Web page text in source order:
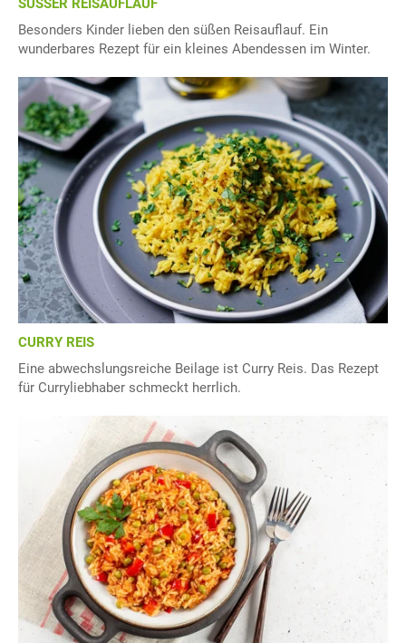
SÜSSER REISAUFLAUF
Besonders Kinder lieben den süßen Reisauflauf. Ein
wunderbares Rezept für ein kleines Abendessen im Winter.
CURRY REIS
Eine abwechslungsreiche Beilage ist Curry Reis. Das Rezept
für Curryliebhaber schmeckt herrlich.